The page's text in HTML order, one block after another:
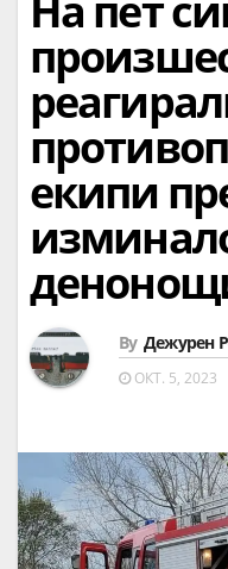
екипи
By Дежурен
ОКТ. 5, 2023